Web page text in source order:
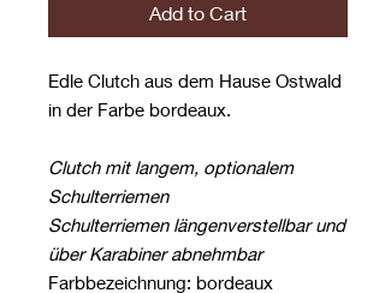
Add to Cart
Edle Clutch aus dem Hause Ostwald
in der Farbe bordeaux.
Clutch mit langem, optionalem
Schulterriemen
Schulterriemen längenverstellbar und
über Karabiner abnehmbar
Farbbezeichnung: bordeaux